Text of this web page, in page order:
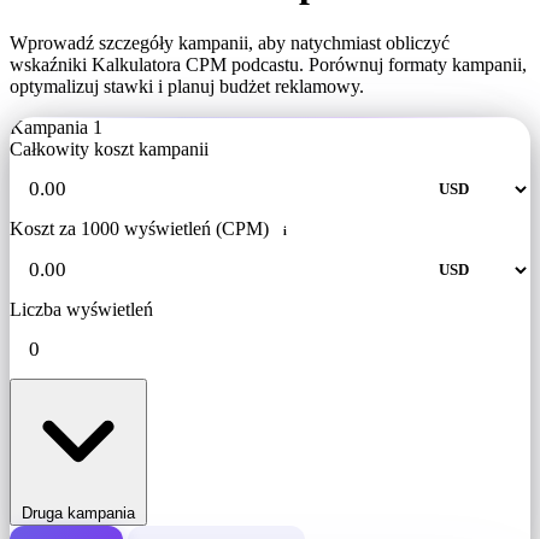
Wprowadź szczegóły kampanii, aby natychmiast obliczyć
wskaźniki Kalkulatora CPM podcastu. Porównuj formaty kampanii,
optymalizuj stawki i planuj budżet reklamowy.
Kampania 1
Całkowity koszt kampanii
Koszt za 1000 wyświetleń (CPM) i
Liczba wyświetleń
Druga kampania